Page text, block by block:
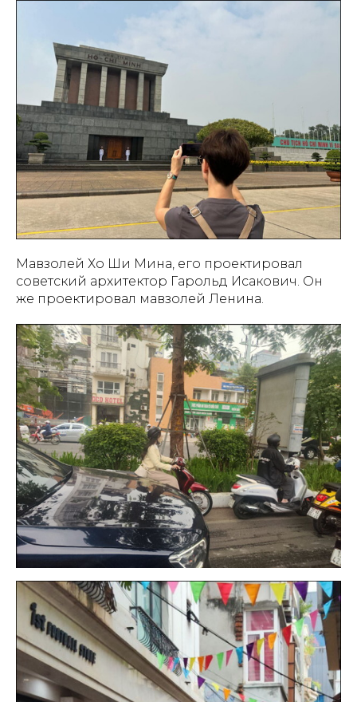
Мавзолей Хо Ши Мина, его проектировал
советский архитектор Гарольд Исакович. Он
же проектировал мавзолей Ленина.